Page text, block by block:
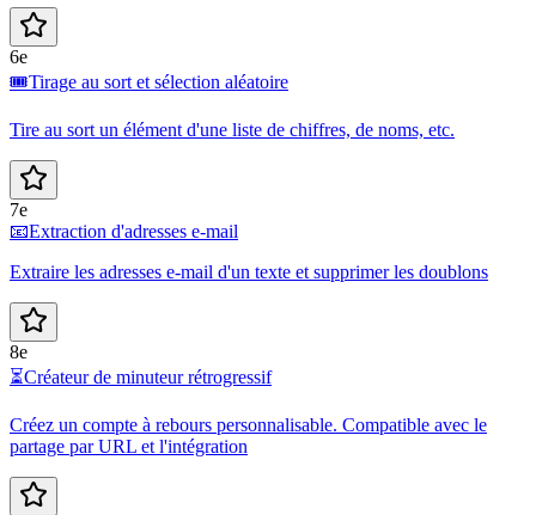
6e
🎟️Tirage au sort et sélection aléatoire
Tire au sort un élément d'une liste de chiffres, de noms, etc.
7e
📧Extraction d'adresses e-mail
Extraire les adresses e-mail d'un texte et supprimer les doublons
8e
⏳Créateur de minuteur rétrogressif
Créez un compte à rebours personnalisable. Compatible avec le
partage par URL et l'intégration